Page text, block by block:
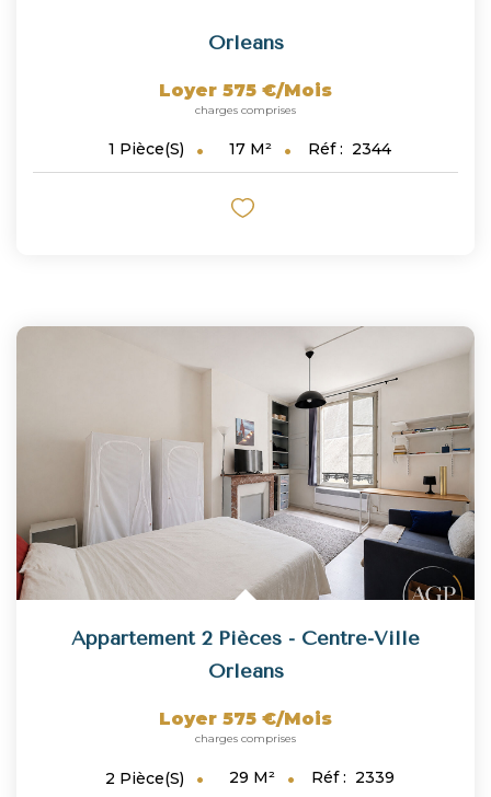
Orleans
Loyer 575 €/mois
charges comprises
1 Pièce(s) 17 M² Réf : 2344
Appartement 2 Pièces - Centre-Ville
Orleans
Loyer 575 €/mois
charges comprises
2 Pièce(s) 29 M² Réf : 2339